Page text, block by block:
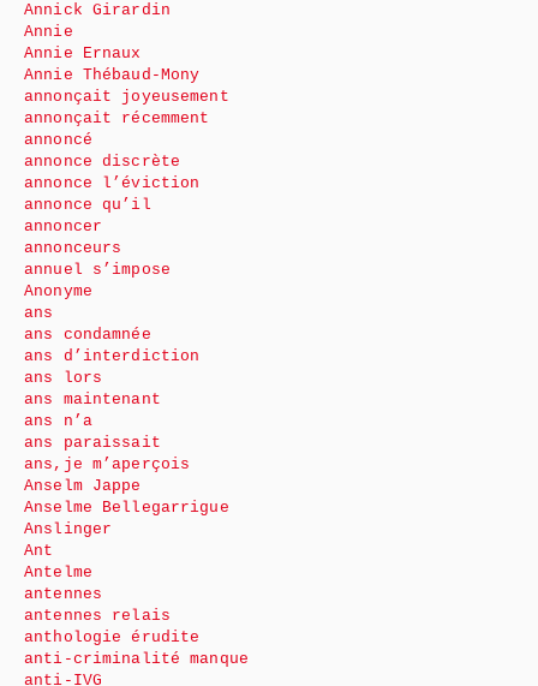
Annick Girardin
Annie
Annie Ernaux
Annie Thébaud-Mony
annonçait joyeusement
annonçait récemment
annoncé
annonce discrète
annonce l’éviction
annonce qu’il
annoncer
annonceurs
annuel s’impose
Anonyme
ans
ans condamnée
ans d’interdiction
ans lors
ans maintenant
ans n’a
ans paraissait
ans,je m’aperçois
Anselm Jappe
Anselme Bellegarrigue
Anslinger
Ant
Antelme
antennes
antennes relais
anthologie érudite
anti-criminalité manque
anti-IVG